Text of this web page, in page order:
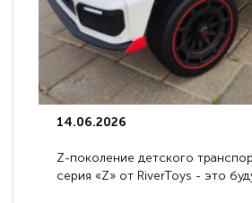
14.06.2026
Z-поколение детского
серия «Z» от RiverToys - это